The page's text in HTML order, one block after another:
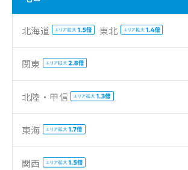
北海道 東北
関東
北陸・甲信
東海
関西